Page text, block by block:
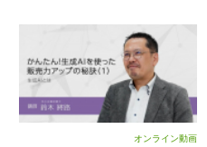
オンライン動画